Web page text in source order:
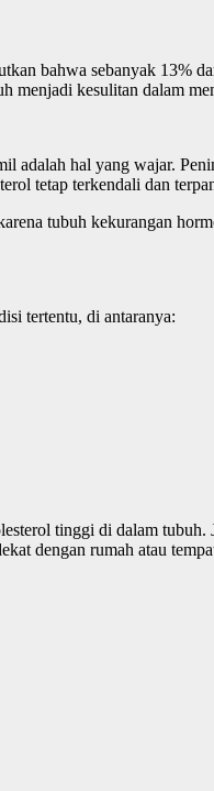
bahwa sebanyak 13%
menjadi kesulitan dalam
adalah hal yang wajar.
tetap terkendali dan
tubuh kekurangan
tertentu, di antaranya:
tinggi di dalam
dengan rumah atau